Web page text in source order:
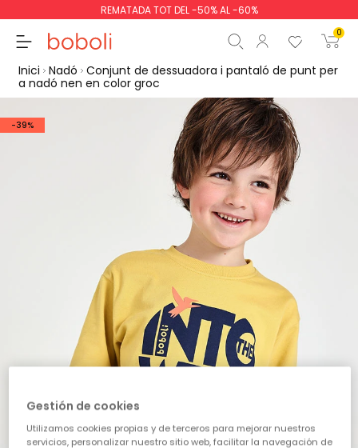
REMATADA TOT DEL -50% AL -60%
0
Començar la
Inici Nadó Conjunt de dessuadora i pantaló de punt per
a nadó nen en color groc
-39%
Gestión de cookies
Utilizamos cookies propias y de terceros para mejorar nuestros
servicios, personalizar nuestro sitio web, facilitar la navegación de